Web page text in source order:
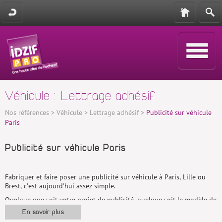
Véhicule : Lettrage adhésif
Nos références > Véhicule > Lettrage adhésif > Publicité sur véhicule
Paris
Publicité sur véhicule Paris
Fabriquer et faire poser une publicité sur véhicule à Paris, Lille ou
Brest, c'est aujourd'hui assez simple.
Quelque que soit votre projet de publicité, quelque soit le modèle de
votre véhicule, que vous soyez à Paris, Lille ou Brest. Contactez un de
nos conseiller et nous pourrons répondre à l'ensemble de vos
En savoir plus